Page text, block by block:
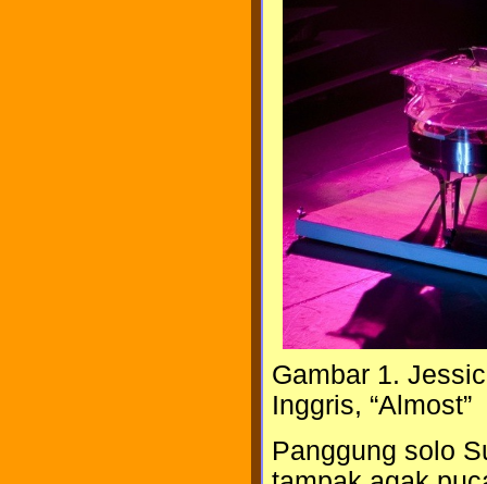
Gambar 1.
Inggris, “Almost”
Panggung solo